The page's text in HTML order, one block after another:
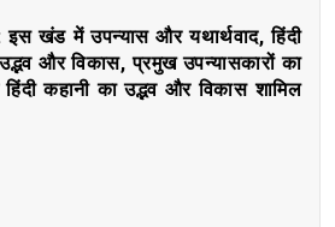
इस खंड में उपन्यास और यथार्थवाद, हिंदी
और विकास, प्रमुख उपन्यासकारों का
कहानी का उद्भव और विकास शामिल